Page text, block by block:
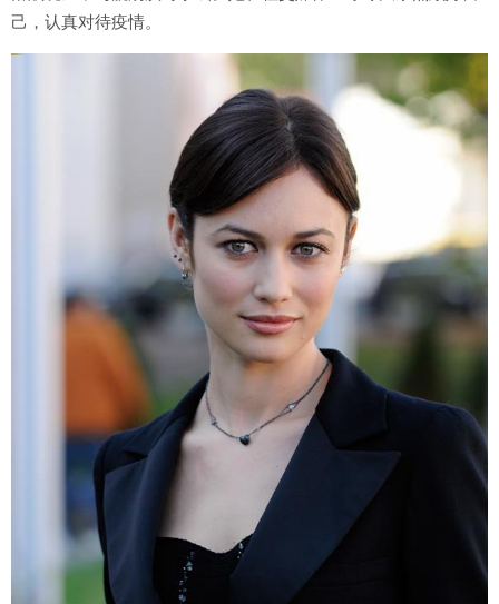
己，认真对待疫情。